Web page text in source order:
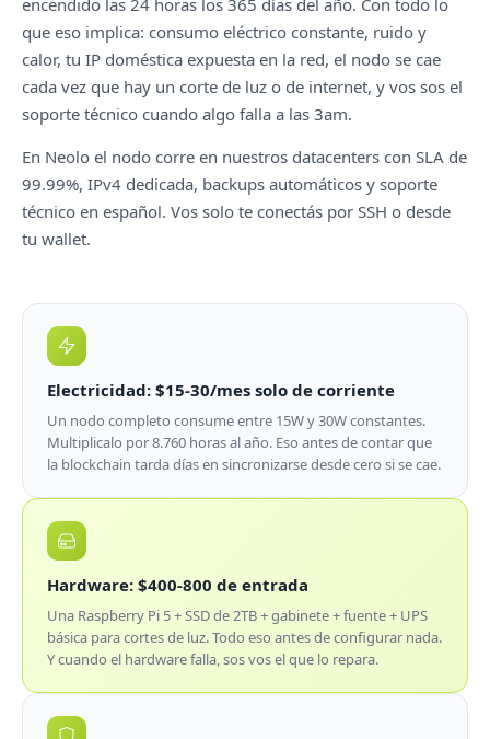
encendido las 24 horas los 365 días del año. Con todo lo
que eso implica: consumo eléctrico constante, ruido y
calor, tu IP doméstica expuesta en la red, el nodo se cae
cada vez que hay un corte de luz o de internet, y vos sos el
soporte técnico cuando algo falla a las 3am.
En Neolo el nodo corre en nuestros datacenters con SLA de
99.99%, IPv4 dedicada, backups automáticos y soporte
técnico en español. Vos solo te conectás por SSH o desde
tu wallet.
Electricidad: $15-30/mes solo de corriente
Un nodo completo consume entre 15W y 30W constantes.
Multiplicalo por 8.760 horas al año. Eso antes de contar que
la blockchain tarda días en sincronizarse desde cero si se cae.
Hardware: $400-800 de entrada
Una Raspberry Pi 5 + SSD de 2TB + gabinete + fuente + UPS
básica para cortes de luz. Todo eso antes de configurar nada.
Y cuando el hardware falla, sos vos el que lo repara.